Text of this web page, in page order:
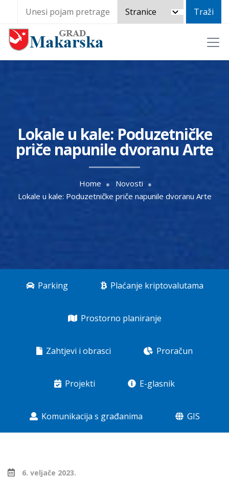
Lokale u kale: Poduzetničke
priče napunile dvoranu Arte
Home
Novosti
Lokale u kale: Poduzetničke priče napunile dvoranu Arte
Parking Plaćanje kriptovalutama
Prostorno planiranje
Zahtjevi i obrasci Proračun
Projekti E-glasnik
Komunikacija s građanima GIS
6. veljače 2023.